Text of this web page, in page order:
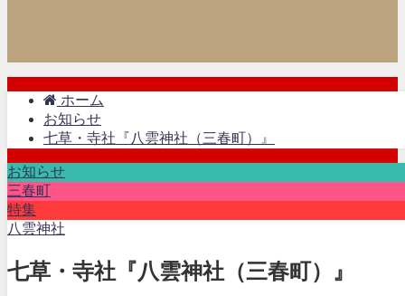
ホーム
お知らせ
七草・寺社『八雲神社（三春町）』
お知らせ
三春町
特集
八雲神社
七草・寺社『八雲神社（三春町）』